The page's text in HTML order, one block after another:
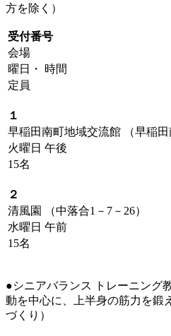
方を除く）
受付番号
会場
曜日・ 時間
定員
１
早稲田南町地域交流館 （早稲田
火曜日 午後
15名
２
清風園 （中落合1－7－26）
水曜日 午前
15名
●シニアバランス トレーニン
動を中心に、上半身の筋力を鍛
づくり）